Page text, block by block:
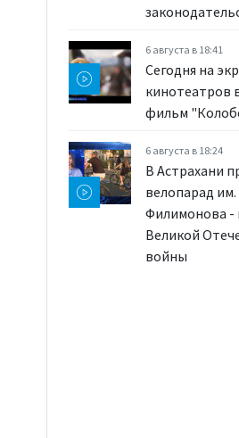
6 августа в 18:41
Сегодня на
кинотеатров
фильм
6 августа в 18:24
В Астрахани
велопарад
Филимонова -
Великой
войны